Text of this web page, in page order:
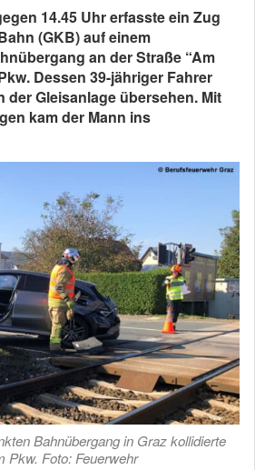
14.45 Uhr erfasste ein Zug
(GKB) auf einem
an der Straße “Am
Dessen 39-jähriger Fahrer
der Gleisanlage übersehen. Mit
kam der Mann ins
Bahnübergang in Graz kollidierte
Pkw. Foto: Feuerwehr